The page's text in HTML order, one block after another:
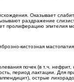
Оказывает
раздражение
пролиферацию эпителия
кистозная
почек (в т.ч.
период лактации. Для
острые